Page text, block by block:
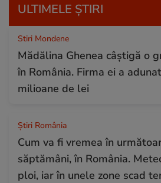
ULTIMELE ȘTIRI
Stiri Mondene
Mădălina Ghenea câștigă o
în România. Firma ei a
milioane de lei
Știri România
Cum va fi vremea în
săptămâni, în România.
ploi, iar în unele zone scad